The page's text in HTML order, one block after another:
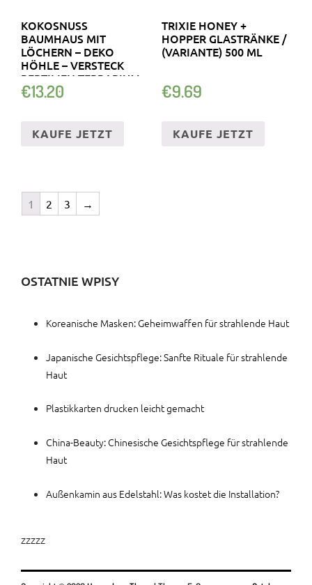
KOKOSNUSS
BAUMHAUS MIT
LÖCHERN – DEKO
HÖHLE – VERSTECK
REPTILIEN TERRARIUM
€13.20
KAUFE JETZT
TRIXIE HONEY +
HOPPER GLASTRÄNKE /
(VARIANTE) 500 ML
€9.69
KAUFE JETZT
1 2 3 →
OSTATNIE WPISY
Koreanische Masken: Geheimwaffen für strahlende Haut
Japanische Gesichtspflege: Sanfte Rituale für strahlende
Haut
Plastikkarten drucken leicht gemacht
China-Beauty: Chinesische Gesichtspflege für strahlende
Haut
Außenkamin aus Edelstahl: Was kostet die Installation?
zzzzz